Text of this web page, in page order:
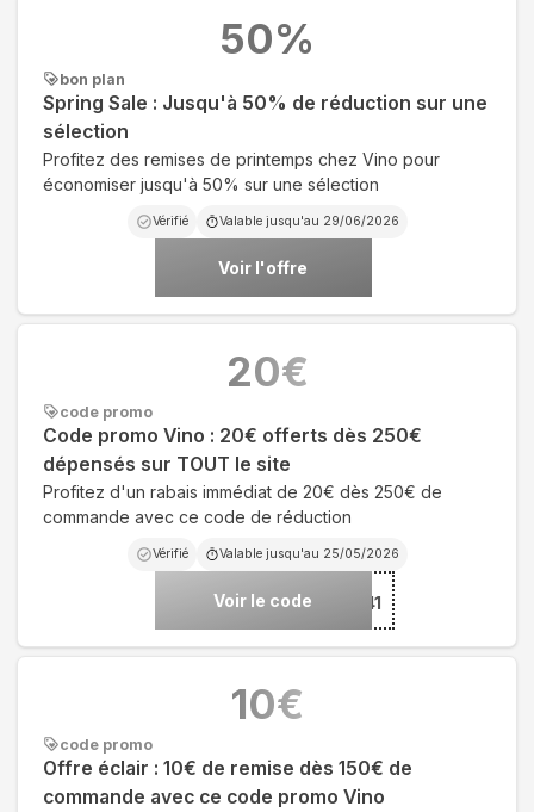
bon plan
Spring Sale : Jusqu'à 50% de réduction sur une
sélection
Profitez des remises de printemps chez Vino pour
économiser jusqu'à 50% sur une sélection
Vérifié Valable jusqu'au 29/06/2026
Voir l'offre
50%
code promo
Code promo Vino : 20€ offerts dès 250€
dépensés sur TOUT le site
Profitez d'un rabais immédiat de 20€ dès 250€ de
commande avec ce code de réduction
Vérifié Valable jusqu'au 25/05/2026
Voir le code***RB41
20€
code promo
Offre éclair : 10€ de remise dès 150€ de
commande avec ce code promo Vino
10€